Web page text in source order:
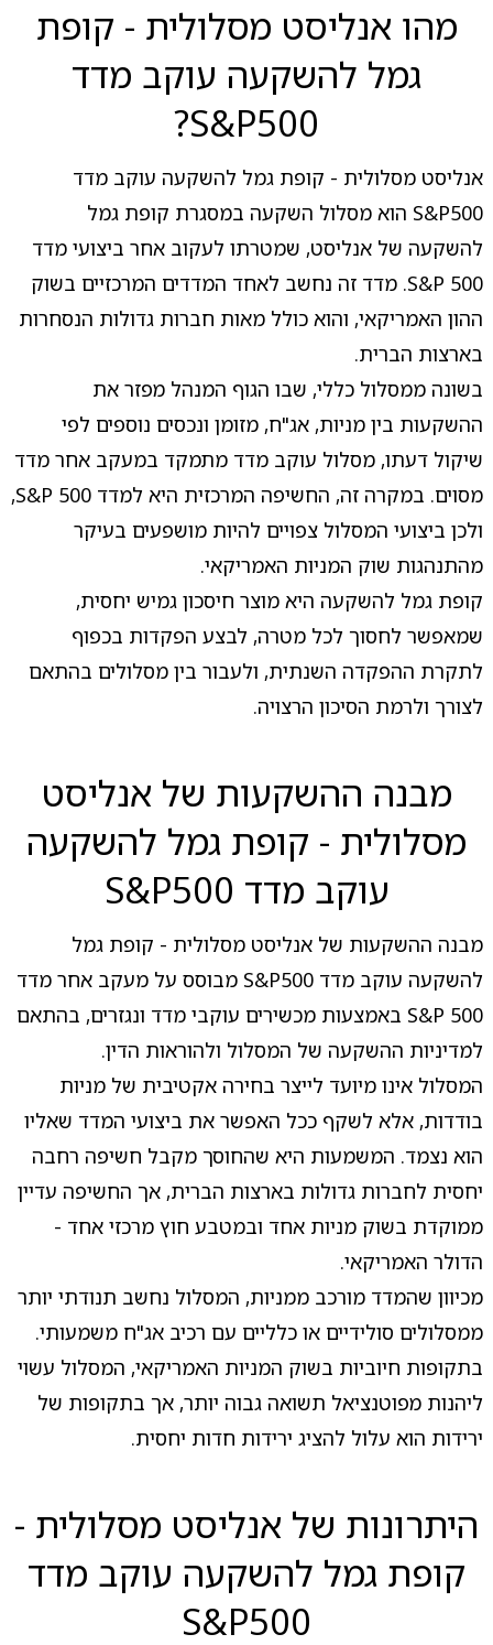
מהו אנליסט מסלולית - קופת
גמל להשקעה עוקב מדד
S&P500?
אנליסט מסלולית - קופת גמל להשקעה עוקב מדד
S&P500 הוא מסלול השקעה במסגרת קופת גמל
להשקעה של אנליסט, שמטרתו לעקוב אחר ביצועי מדד
S&P 500. מדד זה נחשב לאחד המדדים המרכזיים בשוק
ההון האמריקאי, והוא כולל מאות חברות גדולות הנסחרות
בארצות הברית.
בשונה ממסלול כללי, שבו הגוף המנהל מפזר את
ההשקעות בין מניות, אג"ח, מזומן ונכסים נוספים לפי
שיקול דעתו, מסלול עוקב מדד מתמקד במעקב אחר מדד
מסוים. במקרה זה, החשיפה המרכזית היא למדד S&P 500,
ולכן ביצועי המסלול צפויים להיות מושפעים בעיקר
מהתנהגות שוק המניות האמריקאי.
קופת גמל להשקעה היא מוצר חיסכון גמיש יחסית,
שמאפשר לחסוך לכל מטרה, לבצע הפקדות בכפוף
לתקרת ההפקדה השנתית, ולעבור בין מסלולים בהתאם
לצורך ולרמת הסיכון הרצויה.
מבנה ההשקעות של אנליסט
מסלולית - קופת גמל להשקעה
עוקב מדד S&P500
מבנה ההשקעות של אנליסט מסלולית - קופת גמל
להשקעה עוקב מדד S&P500 מבוסס על מעקב אחר מדד
S&P 500 באמצעות מכשירים עוקבי מדד ונגזרים, בהתאם
למדיניות ההשקעה של המסלול ולהוראות הדין.
המסלול אינו מיועד לייצר בחירה אקטיבית של מניות
בודדות, אלא לשקף ככל האפשר את ביצועי המדד שאליו
הוא נצמד. המשמעות היא שהחוסך מקבל חשיפה רחבה
יחסית לחברות גדולות בארצות הברית, אך החשיפה עדיין
ממוקדת בשוק מניות אחד ובמטבע חוץ מרכזי אחד -
הדולר האמריקאי.
מכיוון שהמדד מורכב ממניות, המסלול נחשב תנודתי יותר
ממסלולים סולידיים או כלליים עם רכיב אג"ח משמעותי.
בתקופות חיוביות בשוק המניות האמריקאי, המסלול עשוי
ליהנות מפוטנציאל תשואה גבוה יותר, אך בתקופות של
ירידות הוא עלול להציג ירידות חדות יחסית.
היתרונות של אנליסט מסלולית -
קופת גמל להשקעה עוקב מדד
S&P500